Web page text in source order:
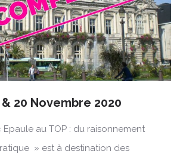
20 Novembre 2020
au TOP : du raisonnement
» est à destination des